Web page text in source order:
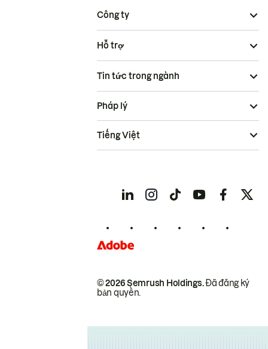
Công ty
Hỗ trợ
Tin tức trong ngành
© 2026 Semrush Holdings.Đã đăng ký
bản quyền.
Pháp lý
Tiếng Việt